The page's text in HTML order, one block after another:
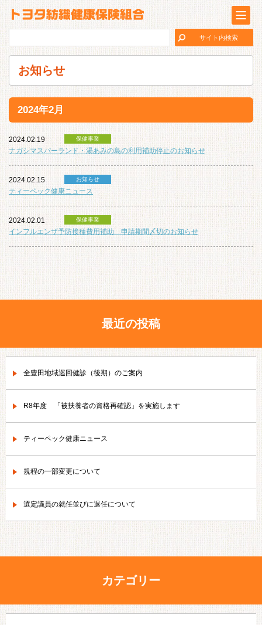
お知らせ
2024年2月
2024.02.19 保健事業
ナガシマスパーランド・湯あみの島の利用補助停止のお知らせ
2024.02.15 お知らせ
ティーペック健康ニュース
2024.02.01 保健事業
インフルエンザ予防接種費用補助 申請期間〆切のお知らせ
最近の投稿
全豊田地域巡回健診（後期）のご案内
R8年度 「被扶養者の資格再確認」を実施します
ティーペック健康ニュース
規程の一部変更について
選定議員の就任並びに退任について
カテゴリー